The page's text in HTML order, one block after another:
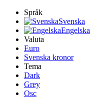
Språk
Svenska
Engelska
Valuta
Euro
Svenska kronor
Tema
Dark
Grey
Osc